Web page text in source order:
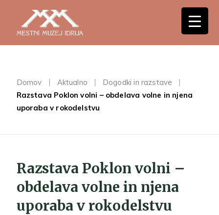
Domov Aktualno
Dogodki in razstave
Razstava Poklon volni – obdelava volne in njena
uporaba v rokodelstvu
Razstava Poklon volni –
obdelava volne in njena
uporaba v rokodelstvu